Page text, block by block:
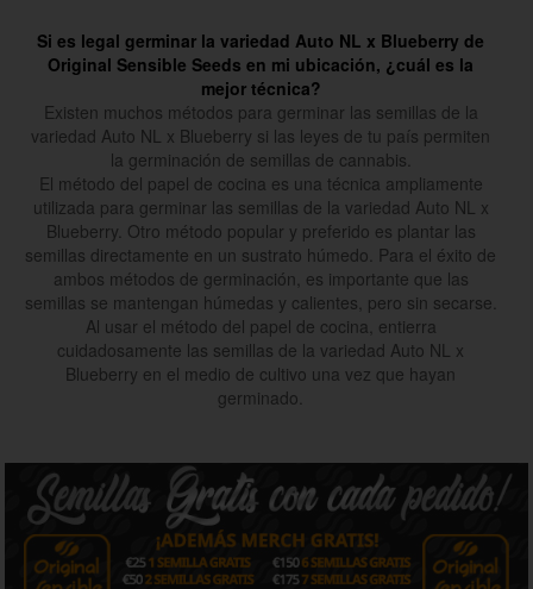
Si es legal germinar la variedad Auto NL x Blueberry de
Original Sensible Seeds en mi ubicación, ¿cuál es la
mejor técnica?
Existen muchos métodos para germinar las semillas de la
variedad Auto NL x Blueberry si las leyes de tu país permiten
la germinación de semillas de cannabis.
El método del papel de cocina es una técnica ampliamente
utilizada para germinar las semillas de la variedad Auto NL x
Blueberry. Otro método popular y preferido es plantar las
semillas directamente en un sustrato húmedo. Para el éxito de
ambos métodos de germinación, es importante que las
semillas se mantengan húmedas y calientes, pero sin secarse.
Al usar el método del papel de cocina, entierra
cuidadosamente las semillas de la variedad Auto NL x
Blueberry en el medio de cultivo una vez que hayan
germinado.